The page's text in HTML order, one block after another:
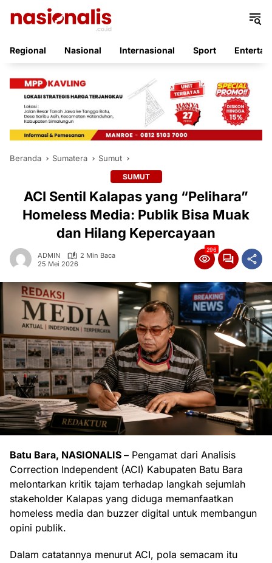
Regional
Nasional Internasional Sport
Beranda Sumatera Sumut
SUMUT
ACI Sentil Kalapas yang “Pelihara”
Homeless Media: Publik Bisa Muak
dan Hilang Kepercayaan
ADMIN
2 Min Baca
25 Mei 2026
296
Batu Bara, NASIONALIS – Pengamat dari Analisis
Correction Independent (ACI) Kabupaten Batu Bara
melontarkan kritik tajam terhadap langkah sejumlah
stakeholder Kalapas yang diduga memanfaatkan
homeless media dan buzzer digital untuk membangun
opini publik.
Dalam catatannya menurut ACI, pola semacam itu